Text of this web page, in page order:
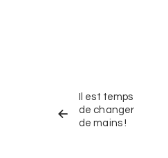
dans
les
QUOTIDIEN
PRÉCÉDENT
Il est temps
de changer
de mains !